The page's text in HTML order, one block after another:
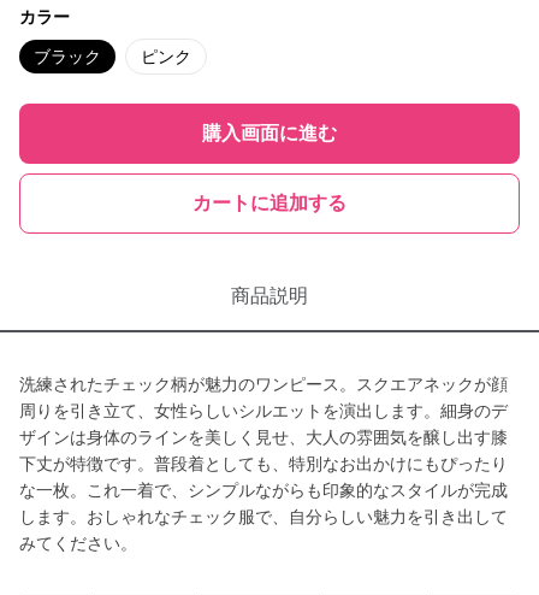
カラー
ブラック ピンク
購入画面に進む
カートに追加する
商品説明
洗練されたチェック柄が魅力のワンピース。スクエアネックが顔
周りを引き立て、女性らしいシルエットを演出します。細身のデ
ザインは身体のラインを美しく見せ、大人の雰囲気を醸し出す膝
下丈が特徴です。普段着としても、特別なお出かけにもぴったり
な一枚。これ一着で、シンプルながらも印象的なスタイルが完成
します。おしゃれなチェック服で、自分らしい魅力を引き出して
みてください。